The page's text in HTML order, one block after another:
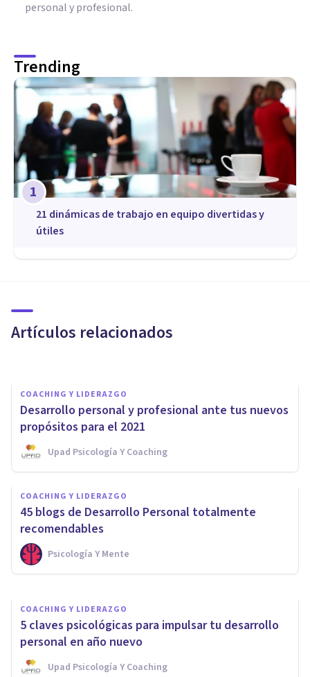
personal y profesional.
Trending
1
21 dinámicas de trabajo en equipo divertidas y
útiles
Artículos relacionados
Coaching en Valencia
COACHING Y LIDERAZGO
Desarrollo personal y profesional ante tus nuevos
propósitos para el 2021
Upad Psicología Y Coaching
COACHING Y LIDERAZGO
45 blogs de Desarrollo Personal totalmente
recomendables
Psicología Y Mente
¿Cómo puedes trabajar el
desarrollo personal?
D'arte Human And Business School
COACHING Y LIDERAZGO
5 claves psicológicas para impulsar tu desarrollo
personal en año nuevo
Upad Psicología Y Coaching